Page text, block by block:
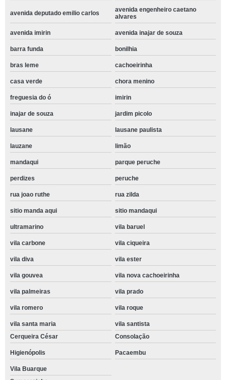
avenida deputado emilio carlos
avenida engenheiro caetano
alvares
avenida imirin avenida inajar de souza
barra funda bonilhia
bras leme cachoeirinha
casa verde chora menino
freguesia do ó imirin
inajar de souza jardim picolo
lausane lausane paulista
lauzane limão
mandaqui parque peruche
perdizes peruche
rua joao ruthe rua zilda
sitio manda aqui sitio mandaqui
ultramarino vila baruel
vila carbone vila ciqueira
vila diva vila ester
vila gouvea vila nova cachoeirinha
vila palmeiras vila prado
vila romero vila roque
vila santa maria
vila santista
Cerqueira César
Consolação
Higienópolis Pacaembu
Vila Buarque